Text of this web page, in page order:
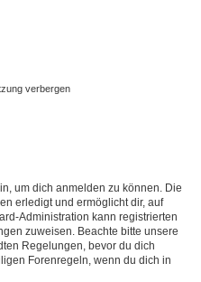
verbergen
um dich anmelden zu können. Die
erledigt und ermöglicht dir, auf
Administration kann registrierten
zuweisen. Beachte bitte unsere
Regelungen, bevor du dich
Forenregeln, wenn du dich in